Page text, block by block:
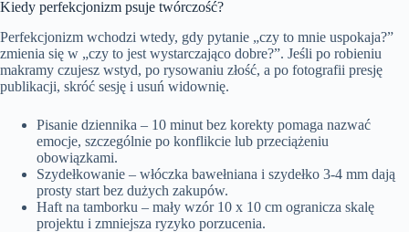
Kiedy perfekcjonizm psuje twórczość?
Perfekcjonizm wchodzi wtedy, gdy pytanie „czy to mnie uspokaja?”
zmienia się w „czy to jest wystarczająco dobre?”. Jeśli po robieniu
makramy czujesz wstyd, po rysowaniu złość, a po fotografii presję
publikacji, skróć sesję i usuń widownię.
Pisanie dziennika – 10 minut bez korekty pomaga nazwać
emocje, szczególnie po konflikcie lub przeciążeniu
obowiązkami.
Szydełkowanie – włóczka bawełniana i szydełko 3-4 mm dają
prosty start bez dużych zakupów.
Haft na tamborku – mały wzór 10 x 10 cm ogranicza skalę
projektu i zmniejsza ryzyko porzucenia.